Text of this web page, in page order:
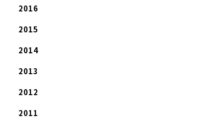
2016
2015
2014
2013
2012
2011